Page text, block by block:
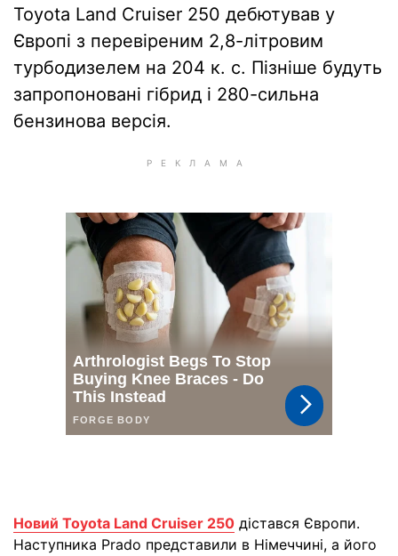
Toyota Land Cruiser 250 дебютував у
Європі з перевіреним 2,8-літровим
турбодизелем на 204 к. с. Пізніше будуть
запропоновані гібрид і 280-сильна
бензинова версія.
Новий Toyota Land Cruiser 250 дістався Європи.
Наступника Prado представили в Німеччині, а його